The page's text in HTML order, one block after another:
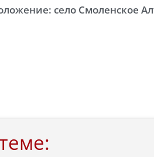
село Смоленское